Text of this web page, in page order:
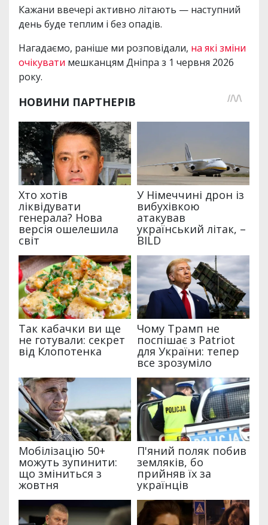
Кажани ввечері активно літають — наступний
день буде теплим і без опадів.
Нагадаємо, раніше ми розповідали, на які зміни
очікувати мешканцям Дніпра з 1 червня 2026
року.